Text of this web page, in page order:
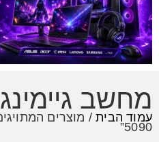
מחשב גיימינג RTX 5090
עמוד הבית
5090”